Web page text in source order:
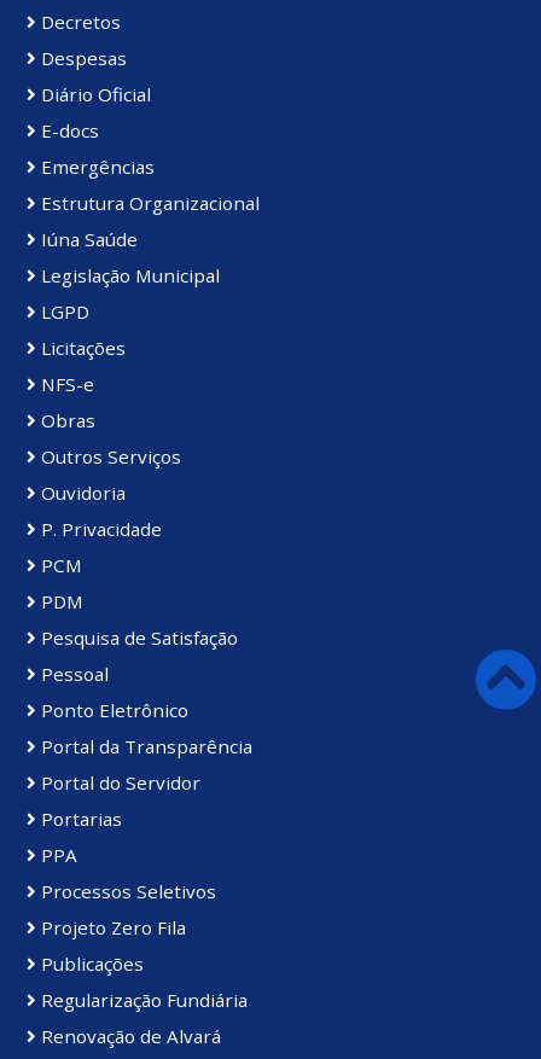
Decretos
Despesas
Diário Oficial
E-docs
Emergências
Estrutura Organizacional
Iúna Saúde
Legislação Municipal
LGPD
Licitações
NFS-e
Obras
Outros Serviços
Ouvidoria
P. Privacidade
PCM
PDM
Pesquisa de Satisfação
Pessoal
Ponto Eletrônico
Portal da Transparência
Portal do Servidor
Portarias
PPA
Processos Seletivos
Projeto Zero Fila
Publicações
Regularização Fundiária
Renovação de Alvará